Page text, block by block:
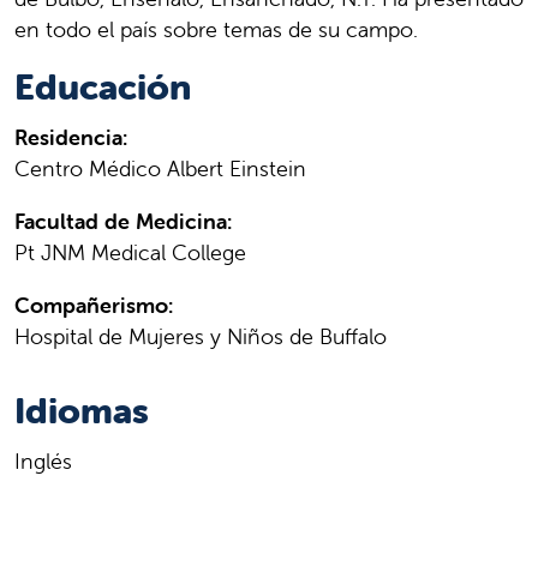
en todo el país sobre temas de su campo.
Educación
Residencia:
Centro Médico Albert Einstein
Facultad de Medicina:
Pt JNM Medical College
Compañerismo:
Hospital de Mujeres y Niños de Buffalo
Idiomas
Inglés